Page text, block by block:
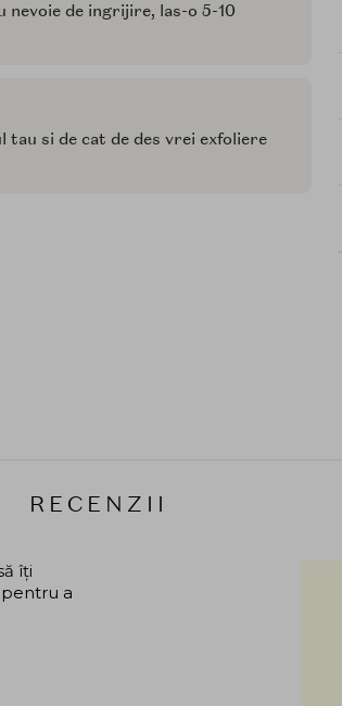
nevoie de ingrijire, las-o 5-10
tau si de cat de des vrei exfoliere
RECENZII
îți
a